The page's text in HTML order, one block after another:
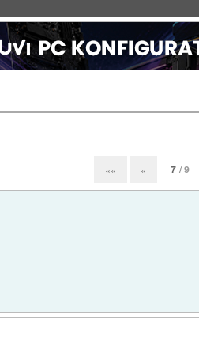
«« « 7 / 9